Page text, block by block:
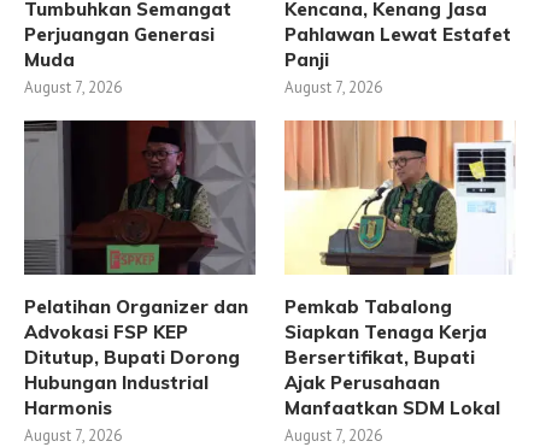
Tumbuhkan Semangat
Perjuangan Generasi
Muda
August 7, 2026
Kencana, Kenang Jasa
Pahlawan Lewat Estafet
Panji
August 7, 2026
Pelatihan Organizer dan
Advokasi FSP KEP
Ditutup, Bupati Dorong
Hubungan Industrial
Harmonis
August 7, 2026
Pemkab Tabalong
Siapkan Tenaga Kerja
Bersertifikat, Bupati
Ajak Perusahaan
Manfaatkan SDM Lokal
August 7, 2026